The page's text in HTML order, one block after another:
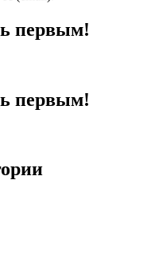
первым!
первым!